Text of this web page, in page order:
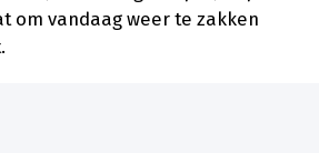
om vandaag weer te zakken